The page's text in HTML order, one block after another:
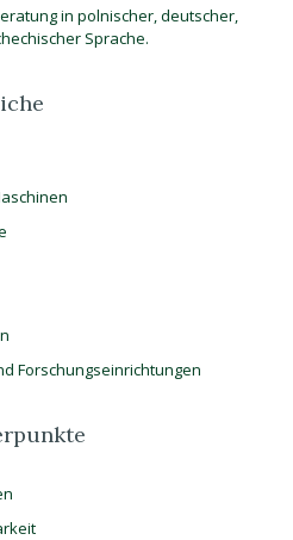
in polnischer, deutscher,
Sprache.
Forschungseinrichtungen